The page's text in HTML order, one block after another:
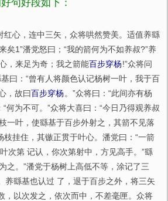
句好段如下：
心，连中三矢，众将哄然赞美。适值养繇
矣1”潘党怒曰；“我的箭何为不如养叔?”养
，来足为奇；我之箭能百步穿杨!”众将问
基曰：“曾有人将颜色认记杨树一叶，我于百
，故曰百步穿杨 。”众将曰：“此间亦有杨
何为不可。”众将大喜曰：“今日乃得观养叔
一叶，使繇基于百步外射之，其箭不见落
挂住，其镞正贯于叶心。潘党曰：“一箭
次第 记认，你次第射中，方见高手。”繇
之。”潘党于杨树上高低不等，涂记了三
养繇基也认过 了，退于百步之外，将三矢
，以次发之，依次而中，不差毫匣。众将